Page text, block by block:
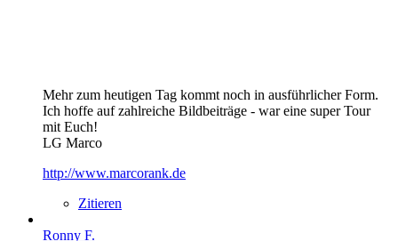
Mehr zum heutigen Tag kommt noch in ausführlicher Form.
Ich hoffe auf zahlreiche Bildbeiträge - war eine super Tour
mit Euch!
LG Marco
http://www.marcorank.de
Zitieren
Ronny F.